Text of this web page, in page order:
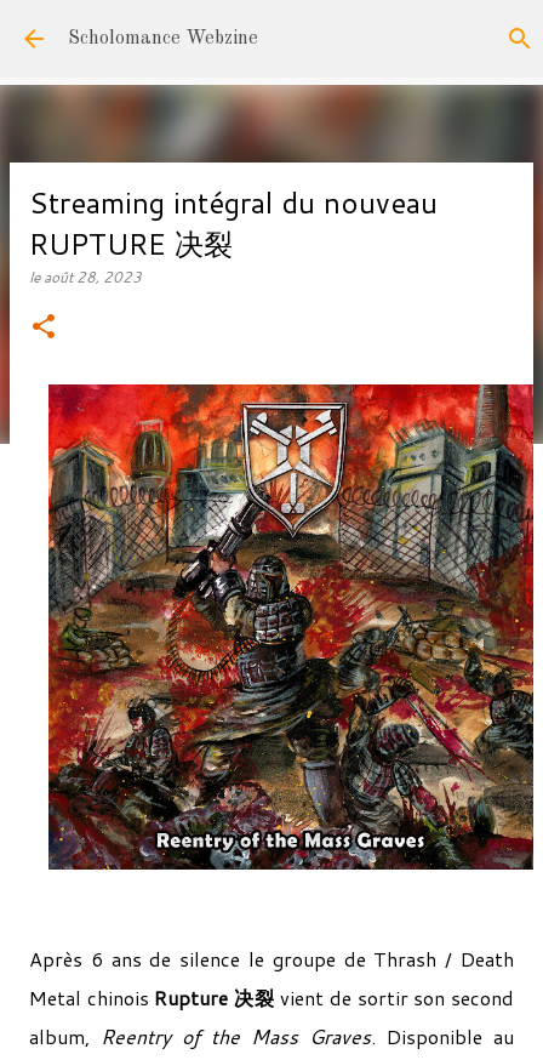
Accéder au contenu principal
Scholomance Webzine
Streaming intégral du nouveau
RUPTURE 决裂
leaoût 28, 2023
Après 6 ans de silence le groupe de Thrash / Death
Metal chinois Rupture 决裂vient de sortir son second
album, Reentry of the Mass Graves. Disponible au